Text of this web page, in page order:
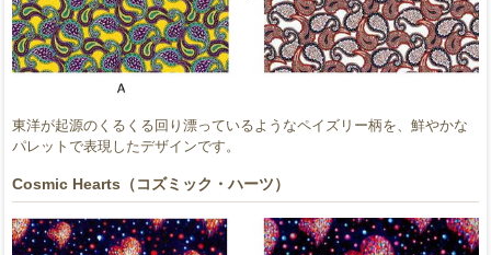
東洋が起源のくるくる回り漂っているようなペイズリー柄を、鮮やかな
パレットで表現したデザインです。
Cosmic Hearts（コズミック・ハーツ）